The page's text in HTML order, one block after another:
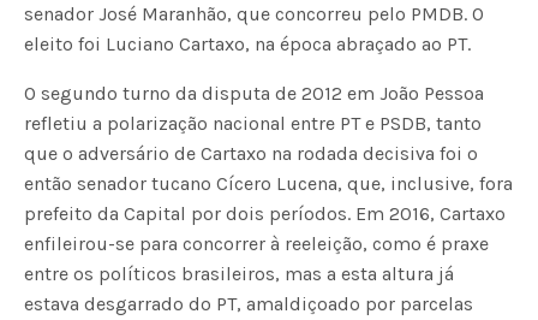
senador José Maranhão, que concorreu pelo PMDB. O
eleito foi Luciano Cartaxo, na época abraçado ao PT.
O segundo turno da disputa de 2012 em João Pessoa
refletiu a polarização nacional entre PT e PSDB, tanto
que o adversário de Cartaxo na rodada decisiva foi o
então senador tucano Cícero Lucena, que, inclusive, fora
prefeito da Capital por dois períodos. Em 2016, Cartaxo
enfileirou-se para concorrer à reeleição, como é praxe
entre os políticos brasileiros, mas a esta altura já
estava desgarrado do PT, amaldiçoado por parcelas